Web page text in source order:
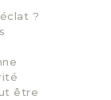
?
être